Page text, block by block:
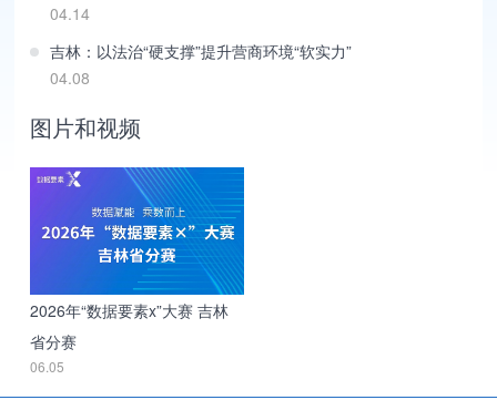
04.14
吉林：以法治“硬支撑”提升营商环境“软实力”
04.08
图片和视频
2026年“数据要素x”大赛 吉林
省分赛
06.05